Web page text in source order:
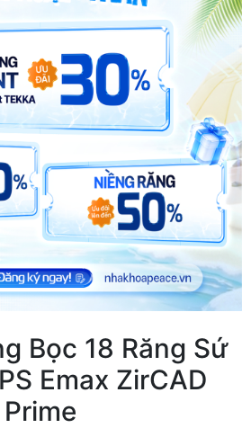
Bọc 18 Răng Sứ
Emax ZirCAD
Prime